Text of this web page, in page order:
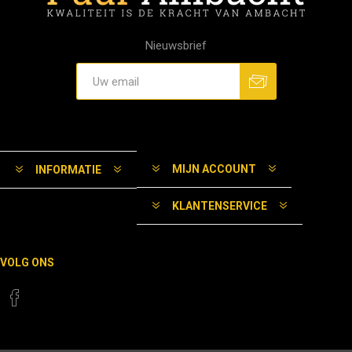
Nieuwsbrief
INFORMATIE MIJN ACCOUNT
KLANTENSERVICE
VOLG ONS